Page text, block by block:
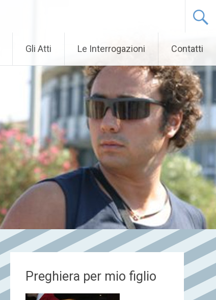
Gli Atti Le Interrogazioni Contatti
Preghiera per mio figlio